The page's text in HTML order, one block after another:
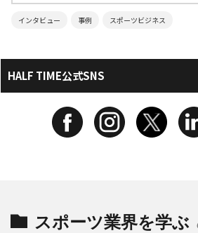
インタビュー 事例 スポーツビジネス
HALF TIME公式SNS
スポーツ業界を学ぶ